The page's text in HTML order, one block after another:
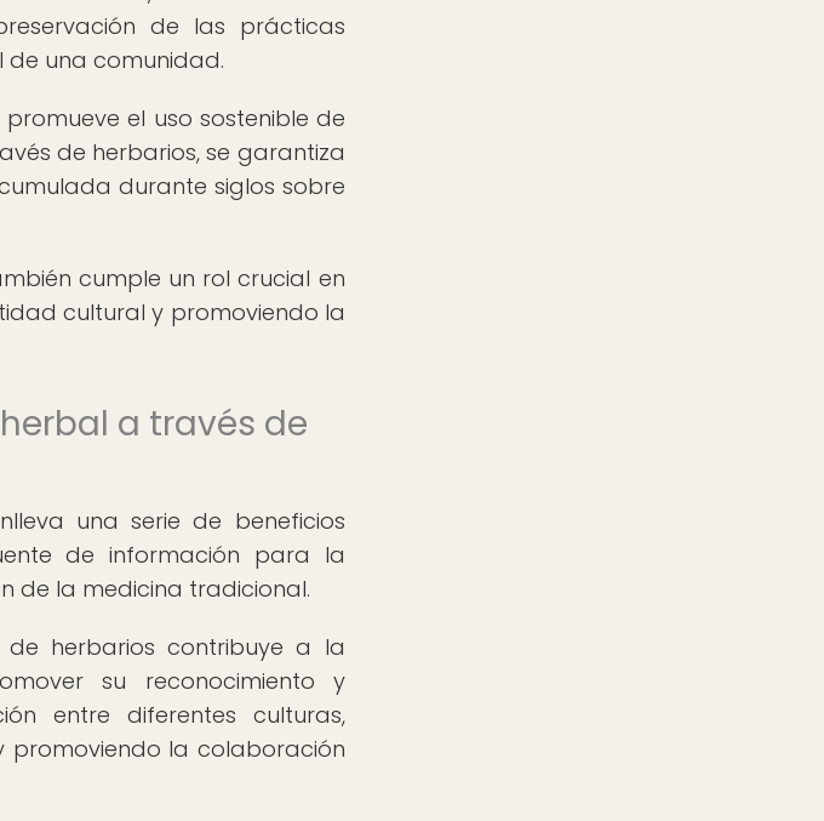
de las prácticas
de una comunidad.
el uso sostenible de
de herbarios, se garantiza
durante siglos sobre
cumple un rol crucial en
cultural y promoviendo la
a través de
una serie de beneficios
de información para la
de la medicina tradicional.
herbarios contribuye a la
su reconocimiento y
entre diferentes culturas,
la colaboración